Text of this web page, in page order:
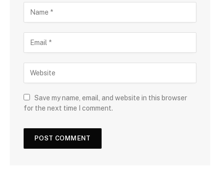
Save my name, email, and website in this browser
for the next time I comment.